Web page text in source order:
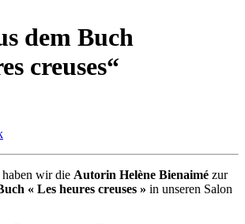
dem Buch
creuses“
wir die Autorin Helène Bienaimé zur
« Les heures creuses » in unseren Salon